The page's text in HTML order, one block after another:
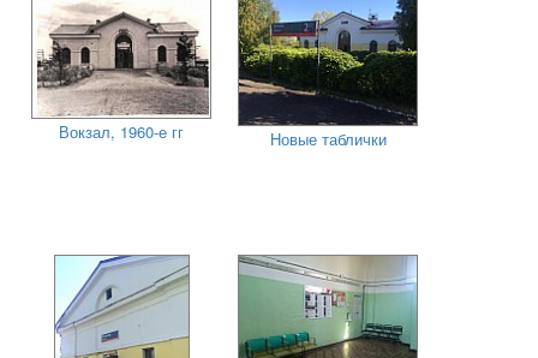
Вокзал, 1960-е гг Новые таблички